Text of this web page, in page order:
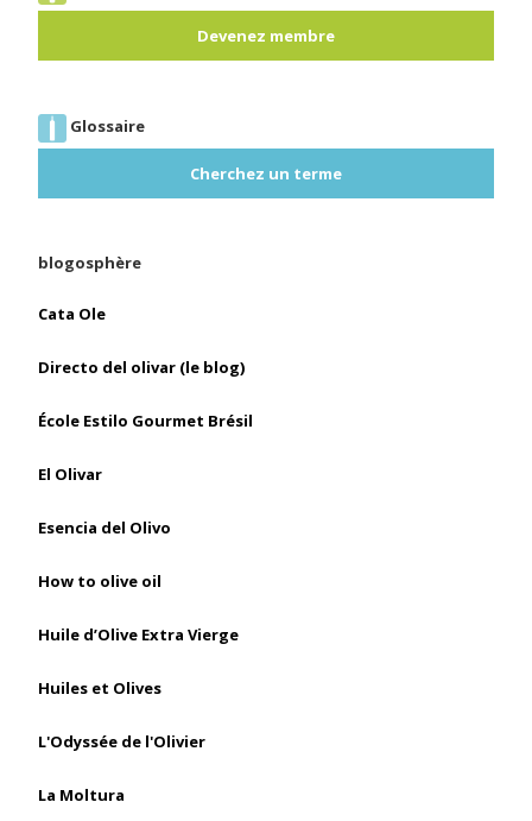
Devenez membre
Glossaire
Cherchez un terme
blogosphère
Cata Ole
Directo del olivar (le blog)
École Estilo Gourmet Brésil
El Olivar
Esencia del Olivo
How to olive oil
Huile d’Olive Extra Vierge
Huiles et Olives
L'Odyssée de l'Olivier
La Moltura